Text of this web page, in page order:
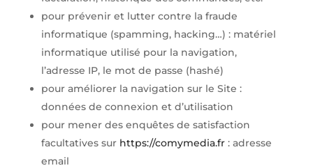
pour prévenir et lutter contre la fraude
informatique (spamming, hacking…) : matériel
informatique utilisé pour la navigation,
l’adresse IP, le mot de passe (hashé)
pour améliorer la navigation sur le Site :
données de connexion et d’utilisation
pour mener des enquêtes de satisfaction
facultatives sur https://comymedia.fr: adresse
email